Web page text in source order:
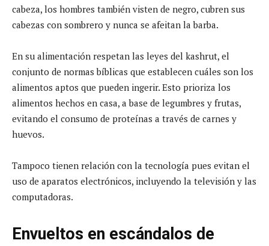
cabeza, los hombres también visten de negro, cubren sus
cabezas con sombrero y nunca se afeitan la barba.
En su alimentación respetan las leyes del kashrut, el
conjunto de normas bíblicas que establecen cuáles son los
alimentos aptos que pueden ingerir. Esto prioriza los
alimentos hechos en casa, a base de legumbres y frutas,
evitando el consumo de proteínas a través de carnes y
huevos.
Tampoco tienen relación con la tecnología pues evitan el
uso de aparatos electrónicos, incluyendo la televisión y las
computadoras.
Envueltos en escándalos de